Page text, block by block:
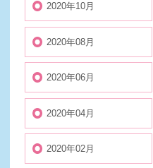
2020年10月
2020年08月
2020年06月
2020年04月
2020年02月